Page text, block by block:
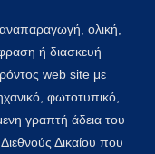
ολική,
ή διασκευή
web site με
φωτοτυπικό,
γραπτή άδεια του
Δικαίου που